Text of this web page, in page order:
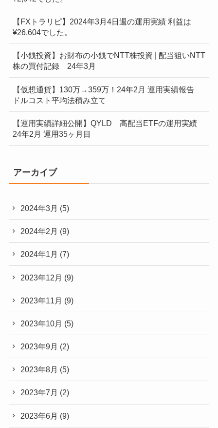
【FXトラリピ】2024年3月4日週の運用実績 利益は
¥26,604でした。
【小銭投資】お財布の小銭でNTT株投資 | 配当狙いNTT
株の買付記録 24年3月
【仮想通貨】130万→359万！24年2月 運用実績報告
ドルコスト平均法積み立て
【運用実績詳細公開】QYLD 高配当ETFの運用実績
24年2月 運用35ヶ月目
アーカイブ
2024年3月 (5)
2024年2月 (9)
2024年1月 (7)
2023年12月 (9)
2023年11月 (9)
2023年10月 (5)
2023年9月 (2)
2023年8月 (5)
2023年7月 (2)
2023年6月 (9)